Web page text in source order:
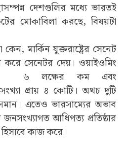
দেশগুলির মধ্যে ভারতই
মোকাবিলা করছে, বিষয়টা
মার্কিন যুক্তরাষ্ট্রের সেনেট
করে সেনেটর দেয়। ওয়াইওমিং
৬ লক্ষের কম এবং
প্রায় ৪ কোটি। অথচ দুটি
সমান। এতেও ভারসাম্যের অভাব
আধিপত্য প্রতিষ্ঠার
হিসাবে কাজ করে।